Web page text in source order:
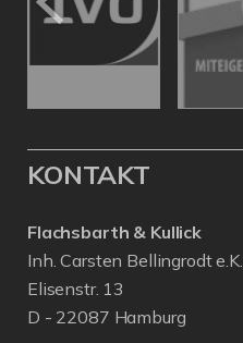
KONTAKT
Flachsbarth & Kullick
Inh. Carsten Bellingrodt e.K.
Elisenstr. 13
D - 22087 Hamburg